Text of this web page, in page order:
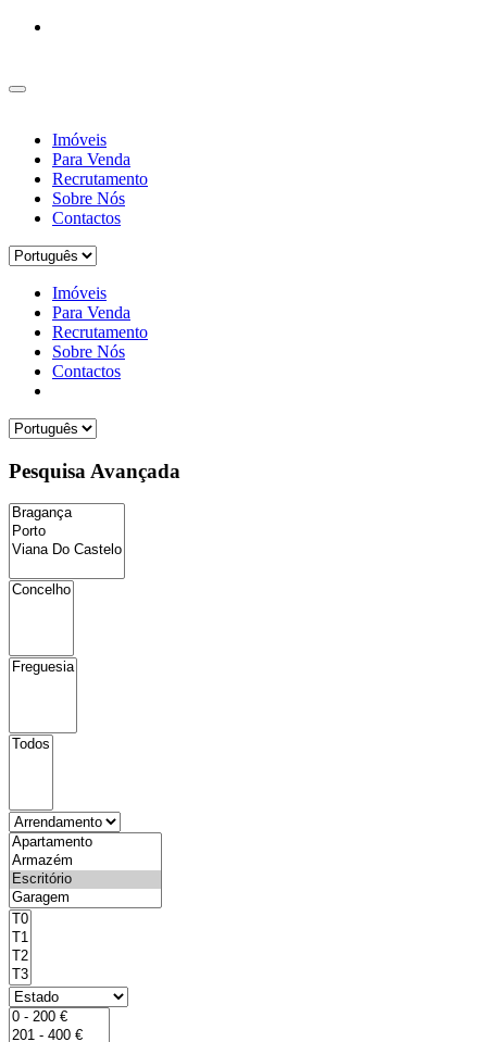
Imóveis
Para Venda
Recrutamento
Sobre Nós
Contactos
Imóveis
Para Venda
Recrutamento
Sobre Nós
Contactos
Pesquisa Avançada